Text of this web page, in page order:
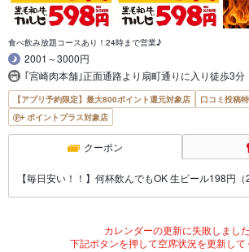
食べ飲み放題コースあり！24時まで営業♪
2001～3000円
｢宮崎肉本舗｣正面通路より扇町通りに入り徒歩3分
【アプリ予約限定】最大800ポイント還元対象店
口コミ投稿
ポイントプラス対象店
クーポン
【毎日安い！！】何杯飲んでもOK 生ビール198円（
カレンダーの更新に失敗しました
下記ボタンを押して空席状況を更新して